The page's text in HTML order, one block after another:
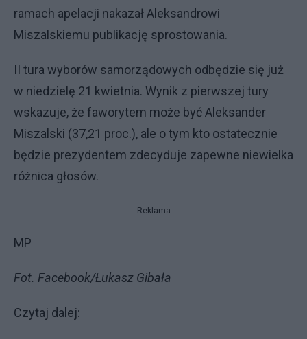
ramach apelacji nakazał Aleksandrowi
Miszalskiemu publikację sprostowania.
II tura wyborów samorządowych odbędzie się już
w niedzielę 21 kwietnia. Wynik z pierwszej tury
wskazuje, że faworytem może być Aleksander
Miszalski (37,21 proc.), ale o tym kto ostatecznie
będzie prezydentem zdecyduje zapewne niewielka
różnica głosów.
Reklama
MP
Fot. Facebook/Łukasz Gibała
Czytaj dalej: